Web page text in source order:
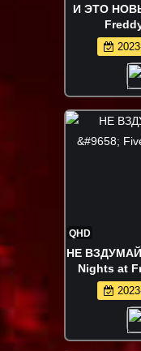
И ЭТО
QHD
НЕ
Nights at